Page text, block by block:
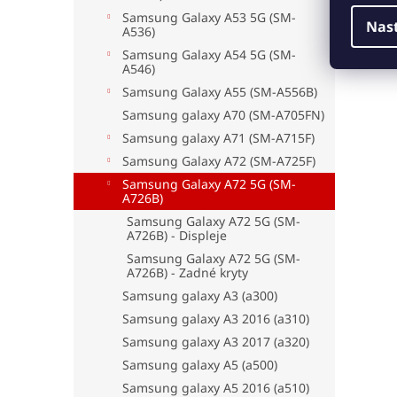
Samsung Galaxy A53 5G (SM-
A536)
Samsung Galaxy A54 5G (SM-
A546)
Samsung Galaxy A55 (SM-A556B)
Samsung galaxy A70 (SM-A705FN)
Samsung galaxy A71 (SM-A715F)
Samsung Galaxy A72 (SM-A725F)
Samsung Galaxy A72 5G (SM-
A726B)
Samsung Galaxy A72 5G (SM-
A726B) - Displeje
Samsung Galaxy A72 5G (SM-
A726B) - Zadné kryty
Samsung galaxy A3 (a300)
Samsung galaxy A3 2016 (a310)
Samsung galaxy A3 2017 (a320)
Samsung galaxy A5 (a500)
Samsung galaxy A5 2016 (a510)